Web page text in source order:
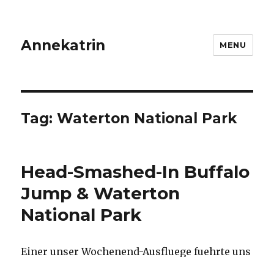
Annekatrin MENU
Tag:Waterton National Park
Head-Smashed-In Buffalo
Jump & Waterton
National Park
Einer unser Wochenend-Ausfluege fuehrte uns